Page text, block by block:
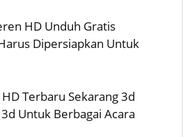
HD Unduh Gratis
Dipersiapkan Untuk
Terbaru Sekarang 3d
Untuk Berbagai Acara